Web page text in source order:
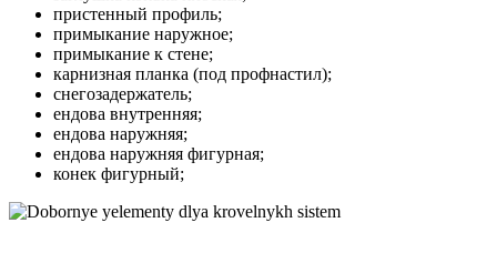
пристенный профиль;
примыкание наружное;
примыкание к стене;
карнизная планка (под профнастил);
снегозадержатель;
ендова внутренняя;
ендова наружняя;
ендова наружняя фигурная;
конек фигурный;